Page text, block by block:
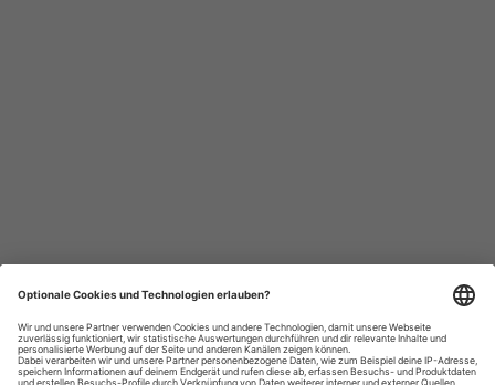
Datenschutzhinweise
Impressum